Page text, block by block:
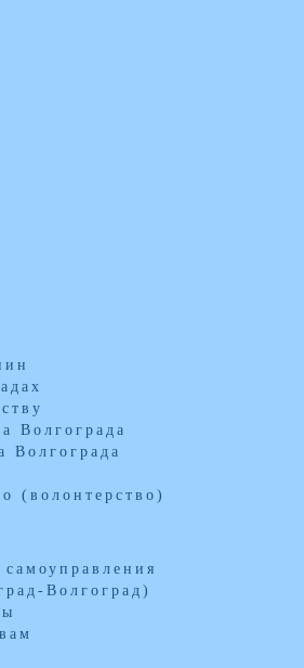
Волгограда
Волгограда
(волонтерство)
Волгоград)